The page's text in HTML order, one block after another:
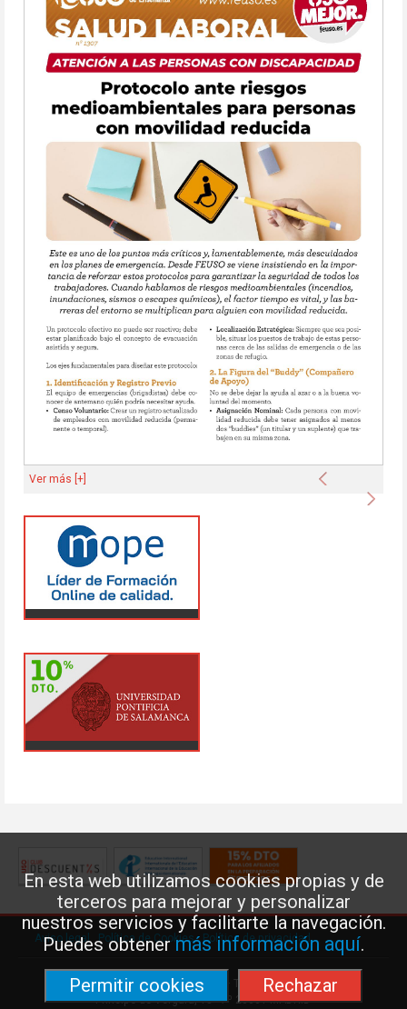
En esta web utilizamos cookies propias y de
terceros para mejorar y personalizar
nuestros servicios y facilitarte la navegación.
Puedes obtenermás información aquí.
Permitir cookies
Rechazar
Anterior
Ver más [+]
Aviso legal·Política de Cookies·Política de privacidad
Federación de Enseñanza de USO · Teléfono: 91 577 41 13 ·
Príncipe de Vergara, 13 · 7º 28001 MADRID